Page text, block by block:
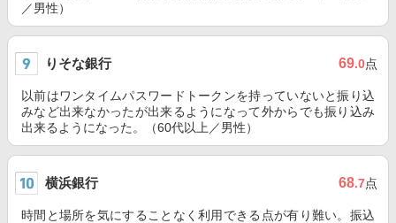
／男性）
りそな銀行 69.0点
以前はワンタイムパスワードトークンを持っていないと振り込
みなど出来なかったが出来るようになって外からでも振り込み
出来るようになった。（60代以上／男性）
横浜銀行 68.7点
時間と場所を気にすることなく利用できる点が有り難い。振込